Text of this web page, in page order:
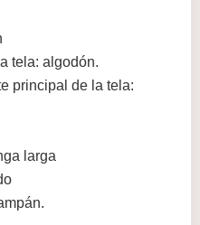
tela: algodón.
principal de la tela:
larga